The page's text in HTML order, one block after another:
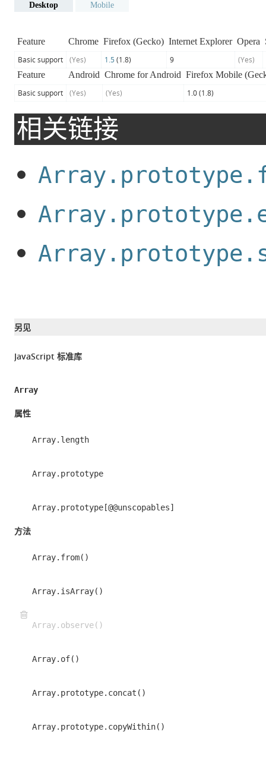
Desktop Mobile
Feature Chrome Firefox (Gecko) Internet Explorer Opera
Basic support
(Yes) 1.5 (1.8) 9
(Yes)
Feature
Android Chrome for Android Firefox Mobile
Basic support
(Yes) (Yes) 1.0 (1.8)
相关链接
档
签
贡
献
另见
JavaScript 标准库
Array
属性
Array.length
Array.prototype
Array.prototype[@@unscopables]
方法
Array.from()
Array.isArray()
Array.observe()
Array.of()
Array.prototype.concat()
Array.prototype.copyWithin()